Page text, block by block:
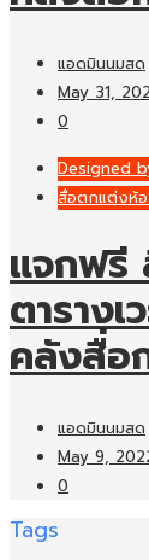
แอดมินนมสด
May 31,
0
Designed
สื่อตกแต่งห้อ
แจกฟรี
ตาราง
คลังสื่อ
แอดมินนมสด
May 9,
0
Tags